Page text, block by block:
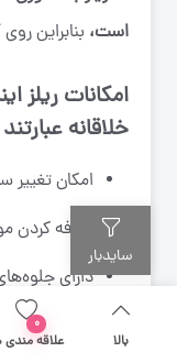
بالا
۰
علاقه مندی
سایدبار
است، بنابراین
امکانات ریلز
خلاقانه
امکان تغییر
اضافه کردن
دارای
امکان